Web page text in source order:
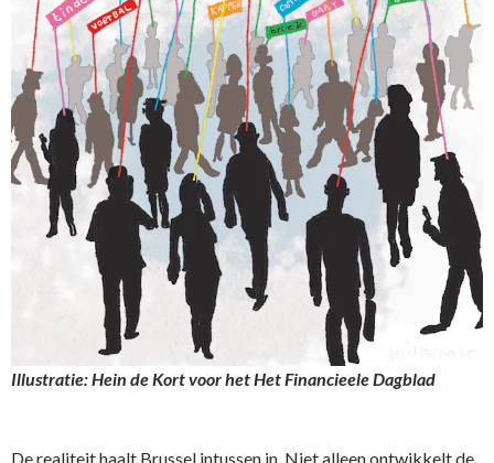
Illustratie: Hein de Kort voor het Het Financieele Dagblad
De realiteit haalt Brussel intussen in. Niet alleen ontwikkelt de